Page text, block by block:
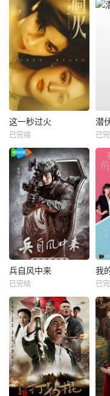
这一秒过火
已完结
潜
已
兵自风中来
已完结
我
已